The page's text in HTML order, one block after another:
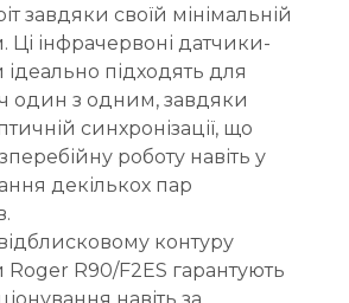
завдяки своїй мінімальній
Ці інфрачервоні датчики-
підходять для
один з одним, завдяки
синхронізації, що
роботу навіть у
декількох пар
контуру
R90/F2ES гарантують